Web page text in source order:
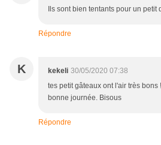
Ils sont bien tentants pour un
Répondre
K kekeli 30/05/2020 07:38
tes petit gâteaux ont l'air très bons
bonne journée. Bisous
Répondre